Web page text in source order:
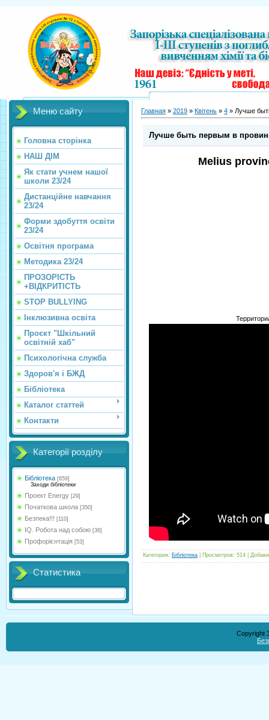
Меню сайту
Головна сторінка
НАШ ДІМ
Як стати учнем нашої
школи 23/24
Дистанційне навчання
23/24
Форми здобуття освіти
23/24
Освітня програма
Методика 23/24
ПРОЗОРІСТЬ
+ВІДКРИТІСТЬ
STOP BULLYING
Інклюзивна освіта
Проєкт "Шкільний
освітній хаб"
Психологічна служба
Здоров'я і БЖД
Бібліотека
Каталог статтей
Контакти
Категорії розділу
Бібліотека [659]
Заходи бібліотеки
Проект Energy [29]
Початкова школа [350]
Безпека!!! [110]
IQ. Робота над собою [36]
Профорієнтація [53]
Статистика
Главная » 2019 » Квітень » 4 » Лучше
Лучше быть первым в
Melius
Категория: Бібліотека Просмотров: 514
Copyright